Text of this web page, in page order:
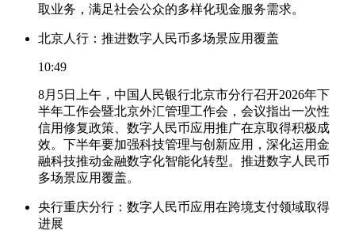
取业务，满足社会公众的多样化现金服务需求。
北京人行：推进数字人民币多场景应用覆盖
10:49
8月5日上午，中国人民银行北京市分行召开2026年下
半年工作会暨北京外汇管理工作会，会议指出一次性
信用修复政策、数字人民币应用推广在京取得积极成
效。下半年要加强科技管理与创新应用，深化运用金
融科技推动金融数字化智能化转型。推进数字人民币
多场景应用覆盖。
央行重庆分行：数字人民币应用在跨境支付领域取得
进展